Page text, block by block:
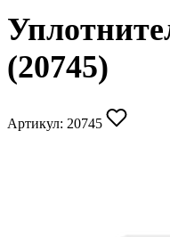
(20745)
Артикул: 20745